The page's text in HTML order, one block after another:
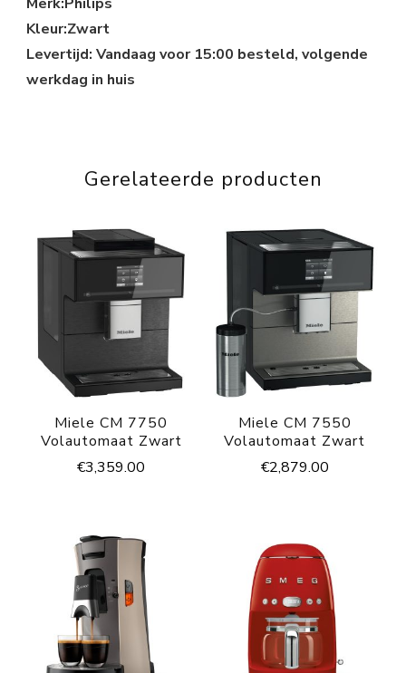
Kleur:Zwart
Levertijd: Vandaag voor 15:00 besteld, volgende
werkdag in huis
Gerelateerde producten
Miele CM 7750
Volautomaat Zwart
€3,359.00
Miele CM 7550
Volautomaat Zwart
€2,879.00